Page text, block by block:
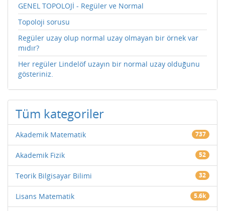
GENEL TOPOLOJİ - Regüler ve Normal
Topoloji sorusu
Regüler uzay olup normal uzay olmayan bir örnek var
mıdır?
Her regüler Lindelöf uzayın bir normal uzay olduğunu
gösteriniz.
Tüm kategoriler
Akademik Matematik 737
Akademik Fizik 52
Teorik Bilgisayar Bilimi 32
Lisans Matematik 5.6k